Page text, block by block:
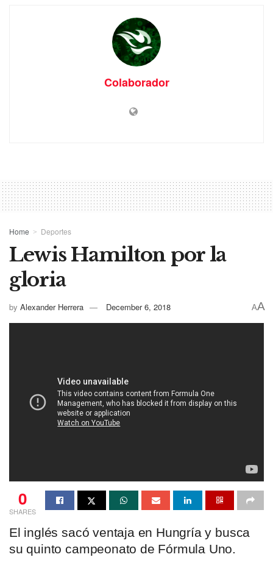
Colaborador
Home Deportes
Lewis Hamilton por la
gloria
by Alexander Herrera December 6, 2018 AA
0
SHARES
El inglés sacó ventaja en Hungría y busca
su quinto campeonato de Fórmula Uno.